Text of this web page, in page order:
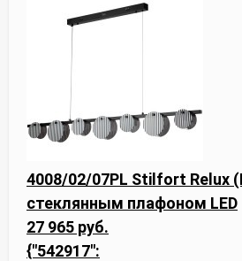
4008/02/07PL Stilfort
стеклянным плафоном LED
27 965 руб.
{"542917":